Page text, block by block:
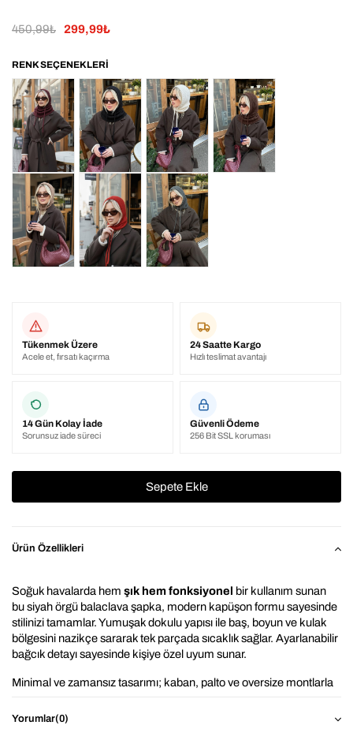
450,99₺ 299,99₺
Tükenmek Üzere
Acele et, fırsatı kaçırma
24 Saatte Kargo
Hızlı teslimat avantajı
14 Gün Kolay İade
Sorunsuz iade süreci
Güvenli Ödeme
256 Bit SSL koruması
Ürün Özellikleri
Soğuk havalarda hem şık hem fonksiyonel bir kullanım sunan
bu siyah örgü balaclava şapka, modern kapüşon formu sayesinde
stilinizi tamamlar. Yumuşak dokulu yapısı ile baş, boyun ve kulak
bölgesini nazikçe sararak tek parçada sıcaklık sağlar. Ayarlanabilir
bağcık detayı sayesinde kişiye özel uyum sunar.
Minimal ve zamansız tasarımı; kaban, palto ve oversize montlarla
gezmelerine kadar geniş bir kullanım alanına sahiptir.
Yorumlar(0)